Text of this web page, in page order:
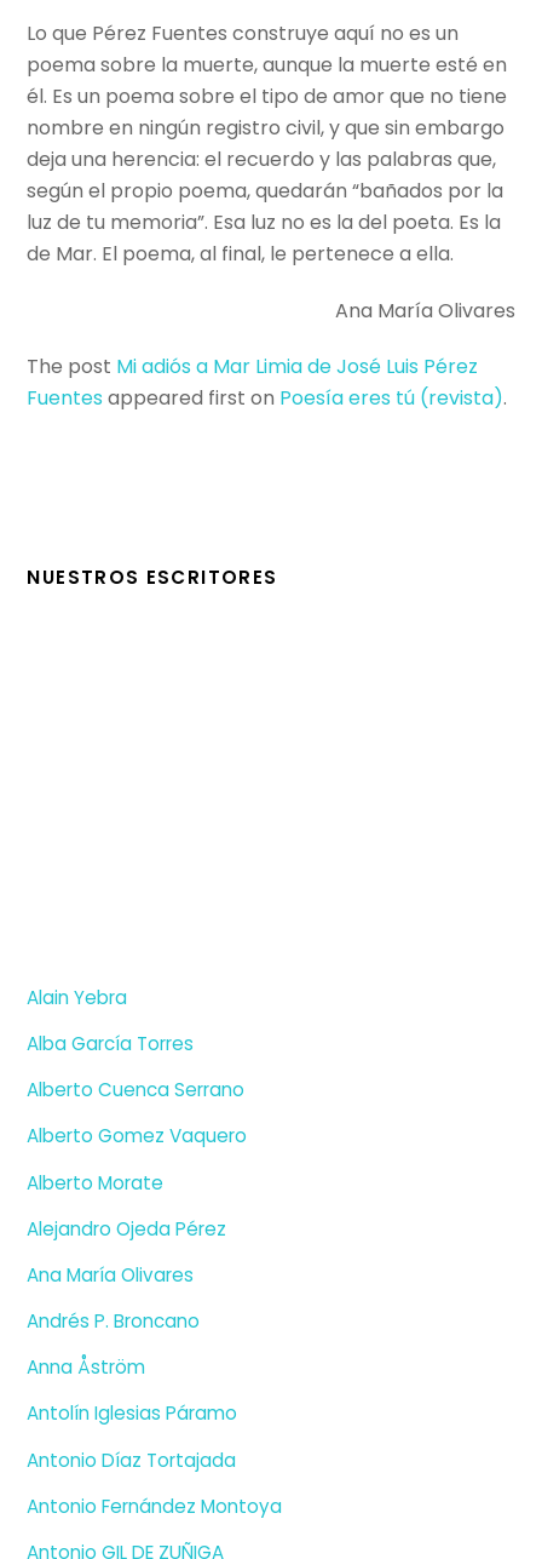
Lo que Pérez Fuentes construye aquí no es un
poema sobre la muerte, aunque la muerte esté en
él. Es un poema sobre el tipo de amor que no tiene
nombre en ningún registro civil, y que sin embargo
deja una herencia: el recuerdo y las palabras que,
según el propio poema, quedarán “bañados por la
luz de tu memoria”. Esa luz no es la del poeta. Es la
de Mar. El poema, al final, le pertenece a ella.
Ana María Olivares
The post Mi adiós a Mar Limia de José Luis Pérez
Fuentes appeared first on Poesí­a eres tú (revista).
NUESTROS ESCRITORES
Alain Yebra
Alba García Torres
Alberto Cuenca Serrano
Alberto Gomez Vaquero
Alberto Morate
Alejandro Ojeda Pérez
Ana María Olivares
Andrés P. Broncano
Anna Åström
Antolín Iglesias Páramo
Antonio Díaz Tortajada
Antonio Fernández Montoya
Antonio GIL DE ZUÑIGA